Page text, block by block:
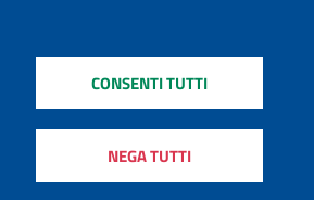
NEGA TUTTI
CONSENTI TUTTI